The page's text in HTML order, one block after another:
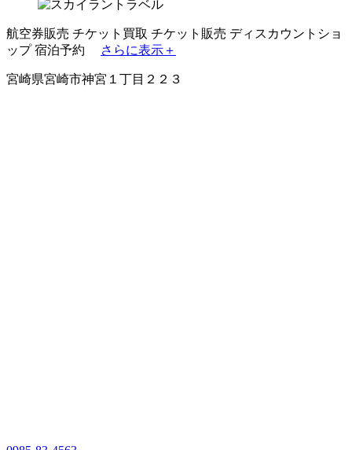
航空券販売 チケット買取 チケット販売 ディスカウントショ
ップ 宿泊予約 さらに表示＋
宮崎県宮崎市神宮１丁目２２３